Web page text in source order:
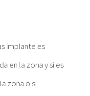
implante es
en la zona y si es
zona o si